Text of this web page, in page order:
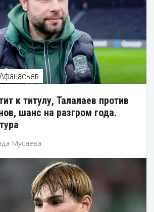
к титулу, Талалаев против
шанс на разгром года.
Мусаева.